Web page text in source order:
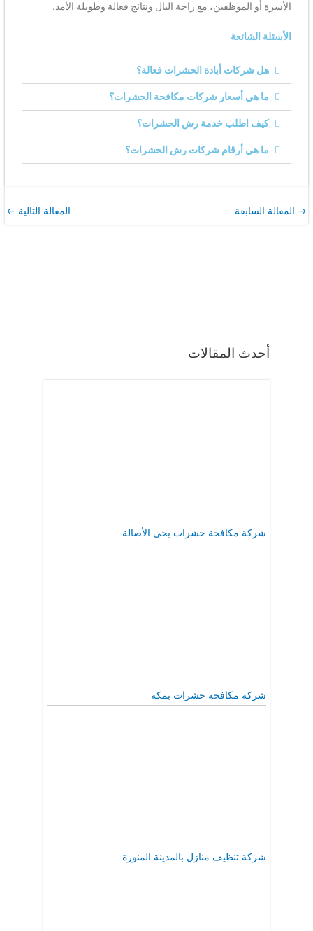
أحدث المقالات
شركة مكافحة حشرات بحي الأصالة
شركة مكافحة حشرات بمكة
شركة تنظيف منازل بالمدينة المنورة
الأسرة أو الموظفين، مع راحة البال ونتائج فعالة وطويلة الأمد.
الأسئلة الشائعة
هل شركات أبادة الحشرات فعالة؟
ما هي أسعار شركات مكافحة الحشرات؟
كيف اطلب خدمة رش الحشرات؟
ما هي أرقام شركات رش الحشرات؟
→ المقالة السابقة المقالة التالية ←